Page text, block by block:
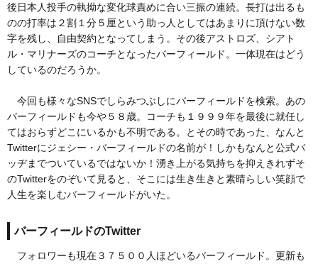
後日本人投手の執拗な変化球責めに合い三振の連続。長打は出るも
のの打率は２割１分５厘という助っ人としてはあまりに頂けない数
字を残し、自由契約となってしまう。その後アストロズ、シアト
ル・マリナーズのコーチとなったバーフィールド。一体現在はどう
しているのだろうか。
今回も様々なSNSでしらみつぶしにバーフィールドを検索。あの
バーフィールドも今や５８歳。コーチも１９９９年を最後に就任し
てはおらずどこにいるかも不明である。とその時であった、なんと
Twitterにジェシー・バーフィールドの名前が！しかもなんと公式バ
ッヂまでついているではないか！湧き上がる気持ちを抑えきれずそ
のTwitterをのぞいて見ると、そこには生き生きと素晴らしい笑顔で
人生を楽しむバーフィールドがいた。
バーフィールドのTwitter
フォロワーも現在３７５００人ほどいるバーフィールド。更新も